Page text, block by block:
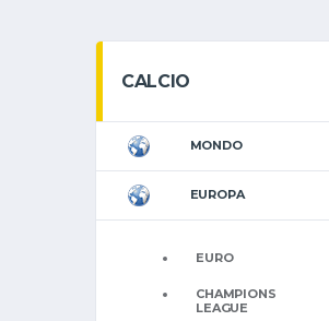
CALCIO
MONDO
EUROPA
EURO
CHAMPIONS
LEAGUE